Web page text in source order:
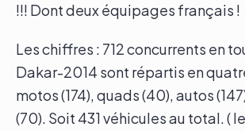
!!! Dont deux équipages français !
Les chiffres : 712 concurrents en
Dakar-2014 sont répartis en
motos (174), quads (40), autos
(70). Soit 431 véhicules au total. (